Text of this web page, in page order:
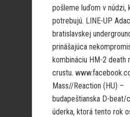
pošleme luďom v núdzi,
potrebujú. LINE-UP
bratislavskej
prinášajúca
kombináciu HM-2 death
crustu.
Mass//Reaction (HU) –
budapeštianska D-beat/
úderka, ktorá tento rok